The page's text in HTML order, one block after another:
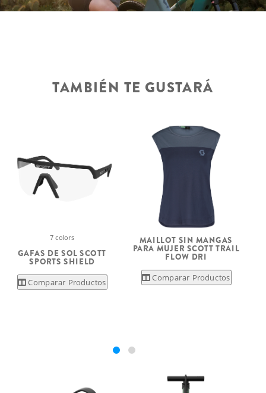
TAMBIÉN TE GUSTARÁ
7 colors
GAFAS DE SOL SCOTT
SPORTS SHIELD
Comparar Productos
MAILLOT SIN MANGAS
PARA MUJER SCOTT TRAIL
FLOW DRI
Comparar Productos